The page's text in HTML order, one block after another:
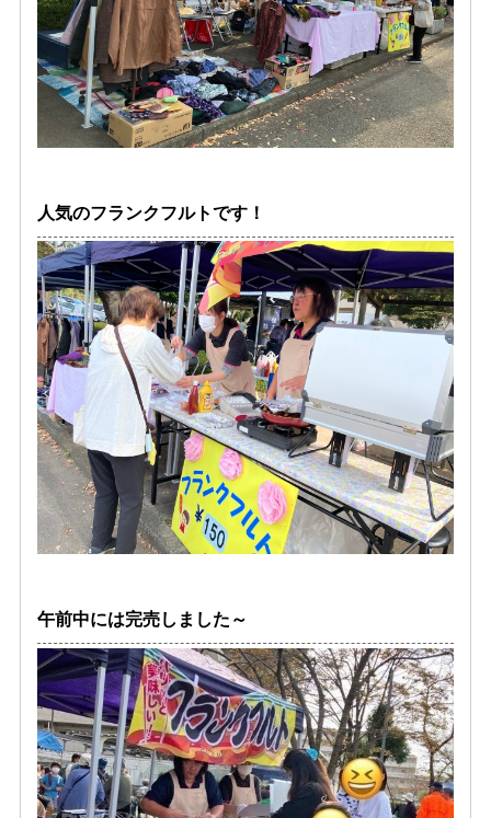
人気のフランクフルトです！
午前中には完売しました～